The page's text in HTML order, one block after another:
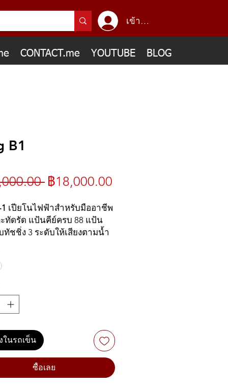
เข้าสู่ระบบ
CONTACT.me YOUTUBE BLOG
B1
ราคา
ปกติ
฿18,000.00
ขาย
เปียโนไฟฟ้าสำหรับมืออาชีพ
ทัดรัด แป้นคีย์ครบ 88 แป้น
ทัชชิ่ง 3 ระดับให้เสียงตามน้ำ
ย์ A0-C8 ใส่เทคโนโลยี
Feedback) หรือการสั่น
ของเสียงเป็นรูปกรวยที่ทาง
ค้นขึ้นมาให้เสียงที่ออกลำโพง
ป็นธรรมชาติมากที่สุด ระบบ
มปรับ PIANO PLAY เพื่อ
นเสียงแกรนด์เปียโนได้อีก
ะยังเปลี่ยนเซมิโทนได้ตั้งแต่ -6
ในรถเข็น
ซื้อเลย